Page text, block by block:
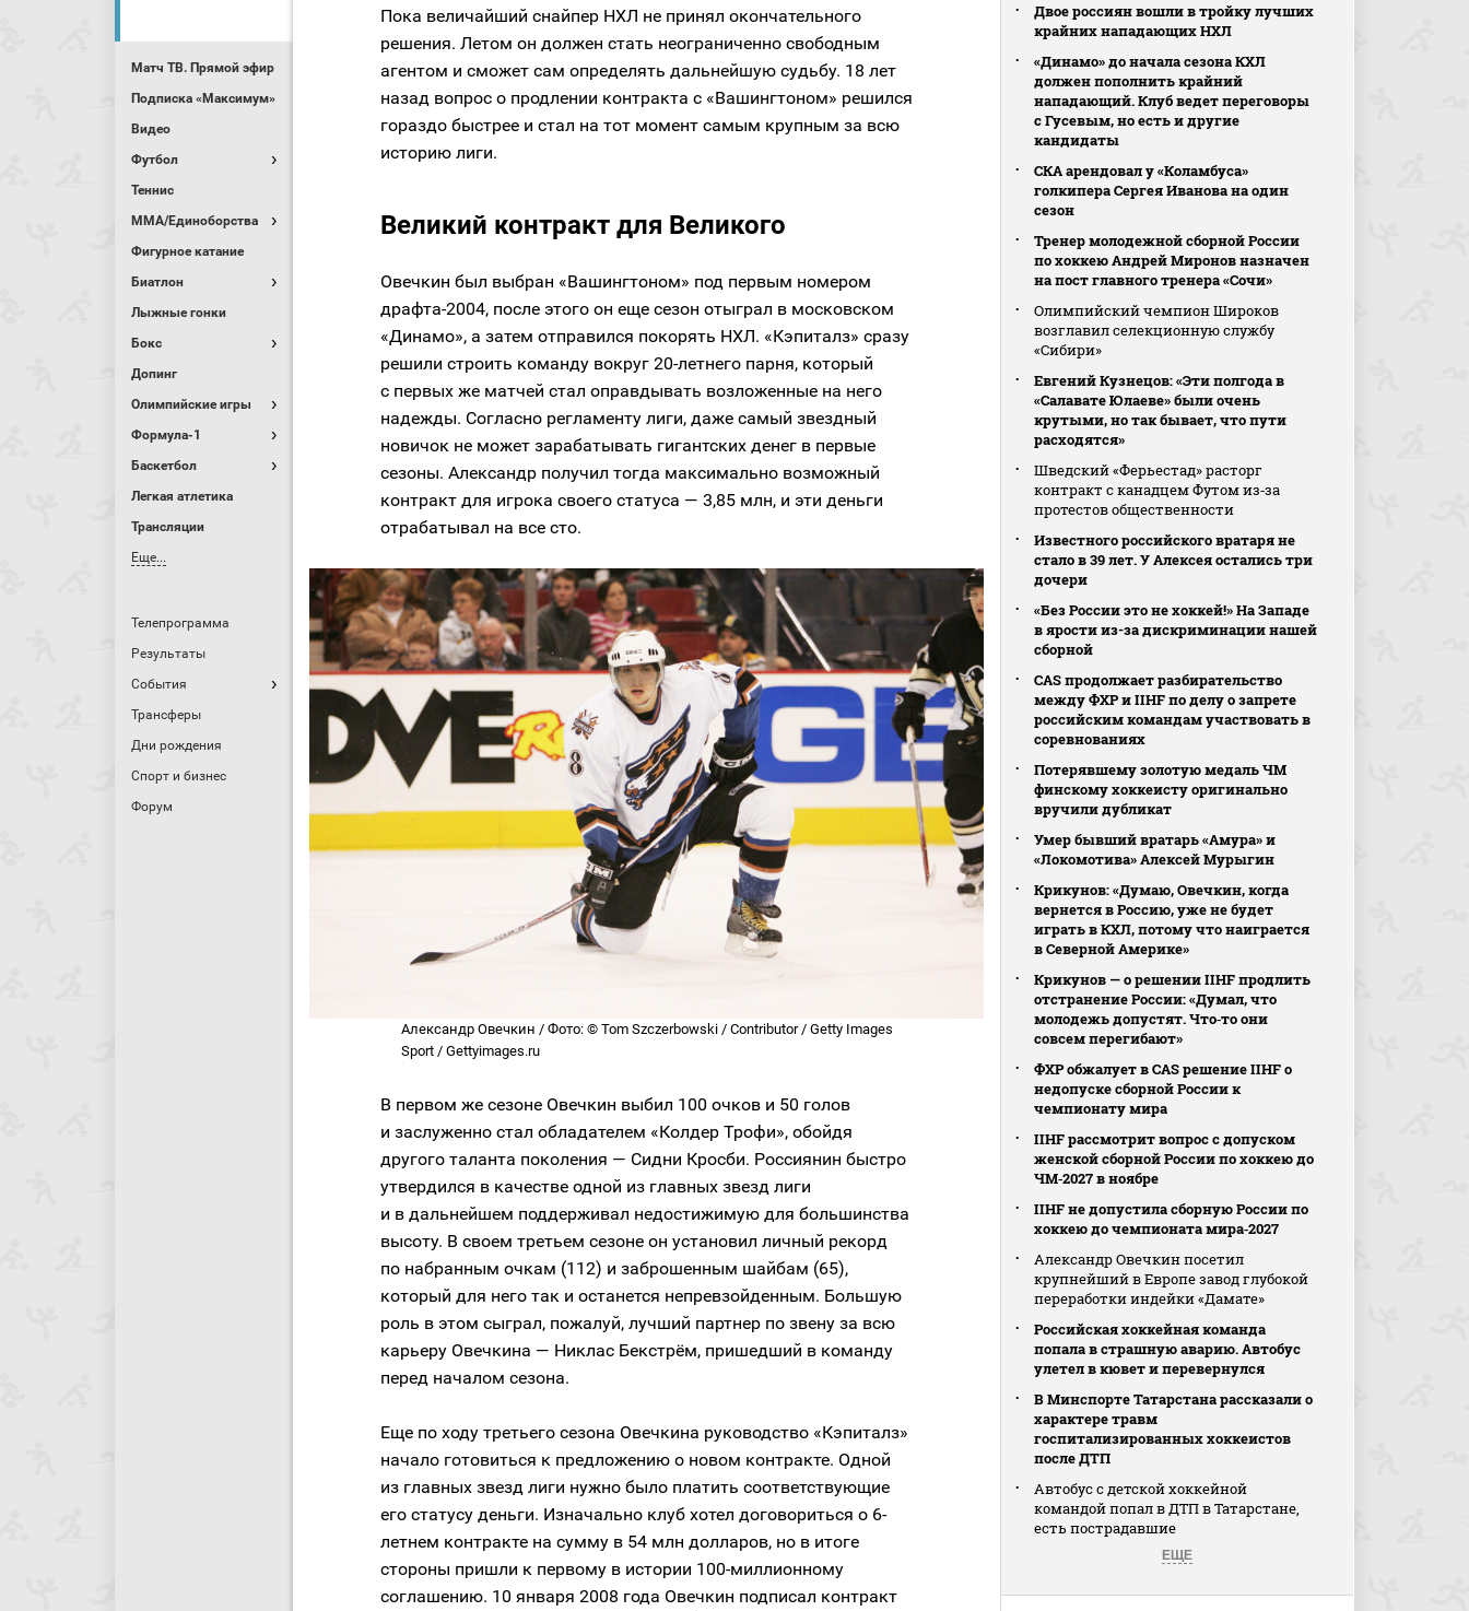
Матч ТВ. Прямой эфир
Подписка «Максимум»
Видео
Футбол
Теннис
MMA/Единоборства
Фигурное катание
Биатлон
Лыжные гонки
Бокс
Допинг
Олимпийские игры
Формула-1
Баскетбол
Легкая атлетика
Трансляции
Еще...
Телепрограмма
Результаты
События
Трансферы
Дни рождения
Спорт и бизнес
Форум
Пока величайший снайпер НХЛ не принял окончательного
решения. Летом он должен стать неограниченно свободным
агентом и сможет сам определять дальнейшую судьбу. 18 лет
назад вопрос о продлении контракта с «Вашингтоном» решился
гораздо быстрее и стал на тот момент самым крупным за всю
историю лиги.
Великий контракт для Великого
Овечкин был выбран «Вашингтоном» под первым номером
драфта-2004, после этого он еще сезон отыграл в московском
«Динамо», а затем отправился покорять НХЛ. «Кэпиталз» сразу
решили строить команду вокруг 20-летнего парня, который
с первых же матчей стал оправдывать возложенные на него
надежды. Согласно регламенту лиги, даже самый звездный
новичок не может зарабатывать гигантских денег в первые
сезоны. Александр получил тогда максимально возможный
контракт для игрока своего статуса — 3,85 млн, и эти деньги
отрабатывал на все сто.
Александр Овечкин / Фото: © Tom Szczerbowski / Contributor / Getty Images
Sport / Gettyimages.ru
В первом же сезоне Овечкин выбил 100 очков и 50 голов
и заслуженно стал обладателем «Колдер Трофи», обойдя
другого таланта поколения — Сидни Кросби. Россиянин быстро
утвердился в качестве одной из главных звезд лиги
и в дальнейшем поддерживал недостижимую для большинства
высоту. В своем третьем сезоне он установил личный рекорд
по набранным очкам (112) и заброшенным шайбам (65),
который для него так и останется непревзойденным. Большую
роль в этом сыграл, пожалуй, лучший партнер по звену за всю
карьеру Овечкина — Никлас Бекстрём, пришедший в команду
перед началом сезона.
Еще по ходу третьего сезона Овечкина руководство «Кэпиталз»
начало готовиться к предложению о новом контракте. Одной
из главных звезд лиги нужно было платить соответствующие
его статусу деньги. Изначально клуб хотел договориться о 6-
летнем контракте на сумму в 54 млн долларов, но в итоге
стороны пришли к первому в истории 100-миллионному
соглашению. 10 января 2008 года Овечкин подписал контракт
Двое россиян вошли в тройку лучших
крайних нападающих НХЛ
«Динамо» до начала сезона КХЛ
должен пополнить крайний
нападающий. Клуб ведет переговоры
с Гусевым, но есть и другие
кандидаты
СКА арендовал у «Коламбуса»
голкипера Сергея Иванова на один
сезон
Тренер молодежной сборной России
по хоккею Андрей Миронов назначен
на пост главного тренера «Сочи»
Олимпийский чемпион Широков
возглавил селекционную службу
«Сибири»
Евгений Кузнецов: «Эти полгода в
«Салавате Юлаеве» были очень
крутыми, но так бывает, что пути
расходятся»
Шведский «Ферьестад» расторг
контракт с канадцем Футом из‑за
протестов общественности
Известного российского вратаря не
стало в 39 лет. У Алексея остались три
дочери
«Без России это не хоккей!» На Западе
в ярости из-за дискриминации нашей
сборной
CAS продолжает разбирательство
между ФХР и IIHF по делу о запрете
российским командам участвовать в
соревнованиях
Потерявшему золотую медаль ЧМ
финскому хоккеисту оригинально
вручили дубликат
Умер бывший вратарь «Амура» и
«Локомотива» Алексей Мурыгин
Крикунов: «Думаю, Овечкин, когда
вернется в Россию, уже не будет
играть в КХЛ, потому что наиграется
в Северной Америке»
Крикунов — о решении IIHF продлить
отстранение России: «Думал, что
молодежь допустят. Что‑то они
совсем перегибают»
ФХР обжалует в CAS решение IIHF о
недопуске сборной России к
чемпионату мира
IIHF рассмотрит вопрос с допуском
женской сборной России по хоккею до
ЧМ‑2027 в ноябре
IIHF не допустила сборную России по
хоккею до чемпионата мира‑2027
Александр Овечкин посетил
крупнейший в Европе завод глубокой
переработки индейки «Дамате»
Российская хоккейная команда
попала в страшную аварию. Автобус
улетел в кювет и перевернулся
В Минспорте Татарстана рассказали о
характере травм
госпитализированных хоккеистов
после ДТП
Автобус с детской хоккейной
командой попал в ДТП в Татарстане,
есть пострадавшие
ЕЩЕ